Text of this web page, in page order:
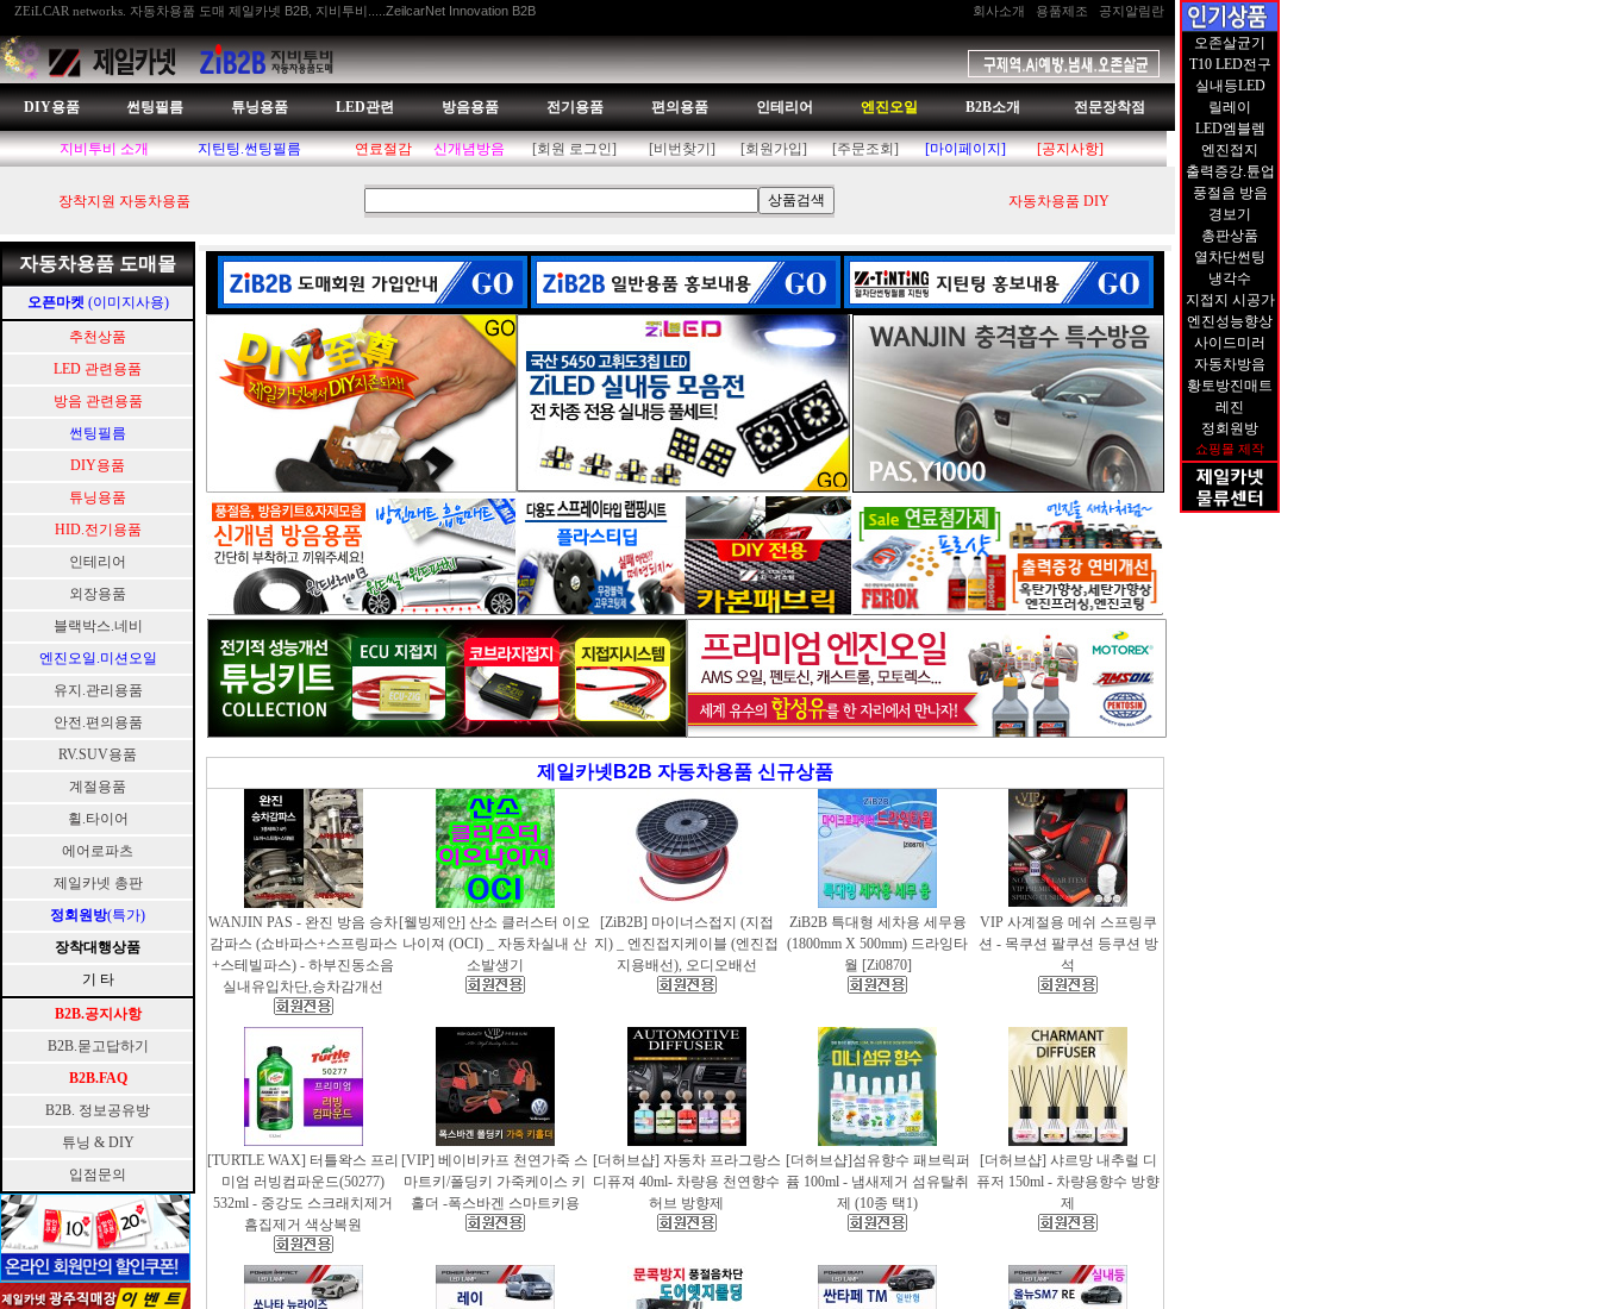
ZEiLCAR networks. 자동차용품 도매 제일카넷 B2B, 지비투비.....ZeilcarNet Innovation B2B 회사소개 용품제조 공지알림란
DIY용품 썬팅필름 튜닝용품 LED관련 방음용품 전기용품 편의용품 인테리어 엔진오일 B2B소개 전문장착점
지비투비 소개 지틴팅.썬팅필름 연료절감 신개념방음 [회원 로그인] [비번찾기] [회원가입] [주문조회] [마이페이지] [공지사항]
장착지원 자동차용품 자동차용품 DIY
자동차용품 도매몰
오픈마켓 (이미지사용)
추천상품
LED 관련용품
방음 관련용품
썬팅필름
DIY용품
튜닝용품
HID.전기용품
인테리어
외장용품
블랙박스.네비
엔진오일.미션오일
유지.관리용품
안전.편의용품
RV.SUV용품
계절용품
휠.타이어
에어로파츠
제일카넷 총판
정회원방(특가)
장착대행상품
기 타
B2B.공지사항
B2B.묻고답하기
B2B.FAQ
B2B. 정보공유방
튜닝 & DIY
입점문의
제일카넷B2B 자동차용품 신규상품
WANJIN PAS - 완진 방음 승차
감파스 (쇼바파스+스프링파스
+스테빌파스) - 하부진동소음
실내유입차단,승차감개선
[웰빙제안] 산소 클러스터 이오
나이져 (OCI) _ 자동차실내 산
소발생기
[ZiB2B] 마이너스접지 (지접
지) _ 엔진접지케이블 (엔진접
지용배선), 오디오배선
ZiB2B 특대형 세차용 세무융
(1800mm X 500mm) 드라잉타
월 [Zi0870]
VIP 사계절용 메쉬 스프링쿠
션 - 목쿠션 팔쿠션 등쿠션 방
석
[TURTLE WAX] 터틀왁스 프리
미엄 러빙컴파운드(50277)
532ml - 중강도 스크래치제거
흠집제거 색상복원
[VIP] 베이비카프 천연가죽 스
마트키/폴딩키 가죽케이스 키
홀더 -폭스바겐 스마트키용
[더허브샵] 자동차 프라그랑스
디퓨져 40ml- 차량용 천연향수
허브 방향제
[더허브샵]섬유향수 패브릭퍼
퓸 100ml - 냄새제거 섬유탈취
제 (10종 택1)
[더허브샵] 샤르망 내추럴 디
퓨저 150ml - 차량용향수 방향
제
오존살균기
T10 LED전구
실내등LED
릴레이
LED엠블렘
엔진접지
출력증강.튠업
풍절음 방음
경보기
총판상품
열차단썬팅
냉각수
지접지 시공가
엔진성능향상
사이드미러
자동차방음
황토방진매트
레진
정회원방
쇼핑몰 제작